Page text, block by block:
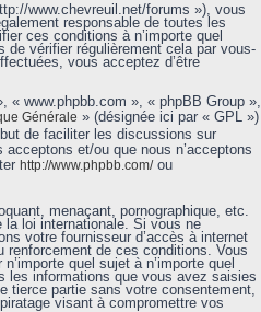
www.chevreuil.net/forums »), vous
responsable de toutes les
ces conditions à n’importe quel
vérifier régulièrement cela par vous-
vous acceptez d’être
« www.phpbb.com », « phpBB Group »,
Générale » (désignée ici par « GPL »)
de faciliter les discussions sur
et/ou que nous n’acceptons
http://www.phpbb.com/ou
menaçant, pornographique, etc.
loi internationale. Si vous ne
votre fournisseur d’accès à internet
renforcement de ces conditions. Vous
quel sujet à n’importe quel
les informations que vous avez saisies
tierce partie sans votre consentement,
visant à compromettre vos